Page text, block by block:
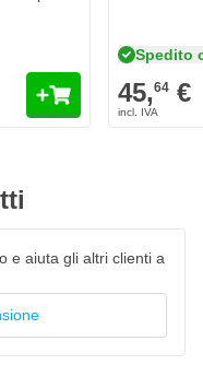
efficiente
spazio
Spedito
45,64 €
e aiuta gli altri clienti a